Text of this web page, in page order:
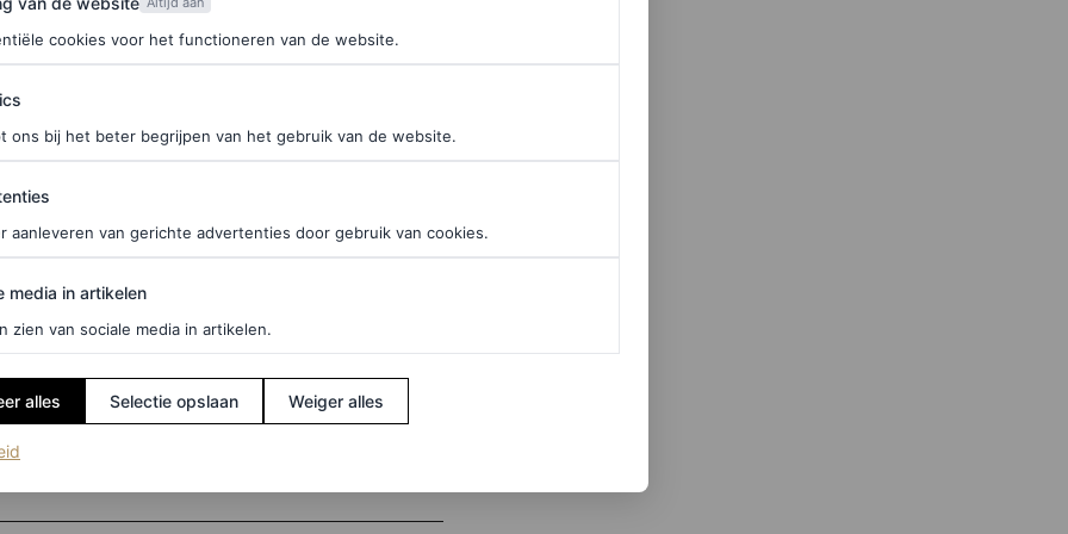
dat nu uit oprechte interesse is (‘Oh ja, wat
zou betekenen dat je een gezonde relatie hebt
wordt. Krijg je geen respons? Dan zou dit
op wetenschappelijk onderzoek. Zo gaat dit
door psycholoog en relatieonderzoeker
op zogeheten ‘bids for connection‘, ofwel
of klein, verbaal of non-verbaal, die iemand
voor emotionele intimiteit.
cookies voor het functioneren van de website.
ons bij het beter begrijpen van het gebruik van de website.
aanleveren van gerichte advertenties door gebruik van cookies.
in artikelen
media in artikelen
zien van sociale media in artikelen.
alles Selectie opslaan Weiger alles